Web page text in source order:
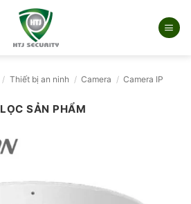
/ Thiết bị an ninh / Camera / Camera IP
LỌC SẢN PHẨM